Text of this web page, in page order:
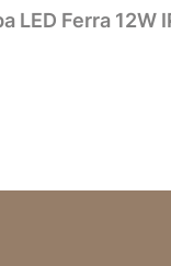
LED Ferra 12W